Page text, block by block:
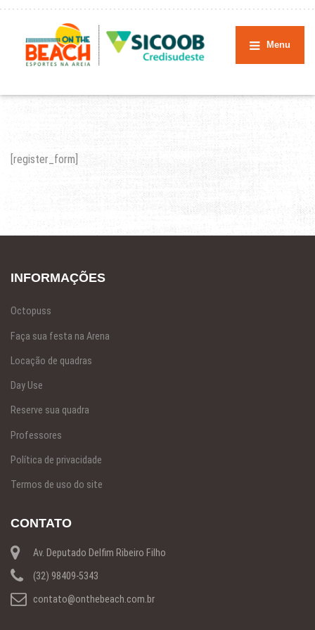
Menu
[register_form]
INFORMAÇÕES
Octopuss
Faça sua festa na Arena
Locação de quadras
Day Use
Reserve sua quadra
Professores
Política de privacidade
Termos de uso do site
CONTATO
Av. Deputado Delfim Ribeiro Filho
(32) 98409-5343
contato@onthebeach.com.br